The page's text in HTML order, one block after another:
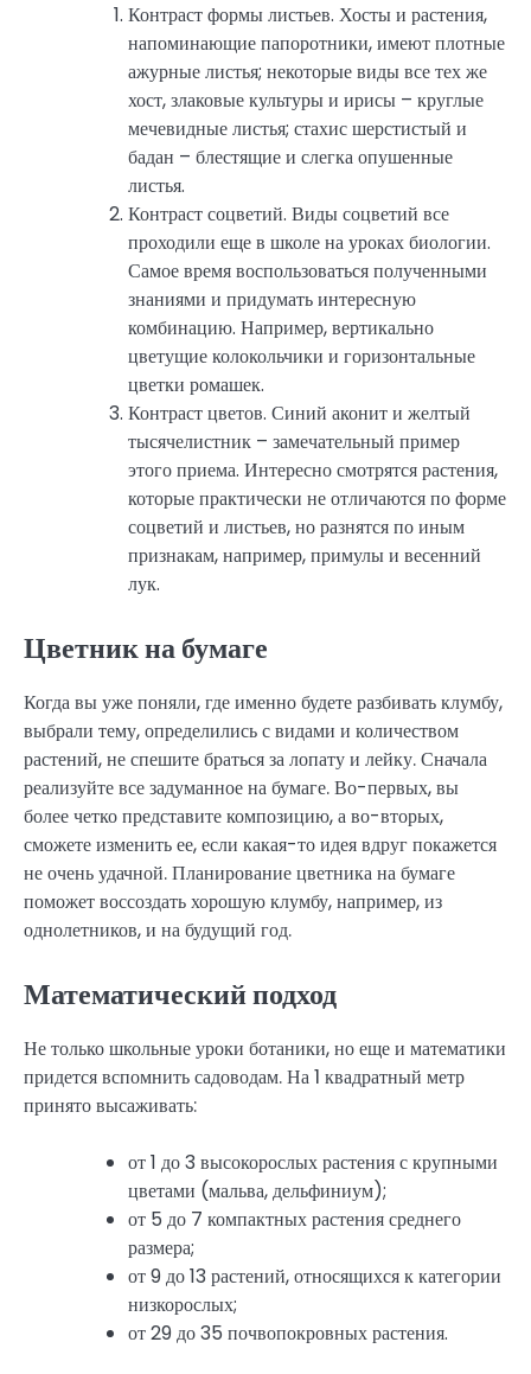
Контраст формы листьев. Хосты и растения,
напоминающие папоротники, имеют плотные
ажурные листья; некоторые виды все тех же
хост, злаковые культуры и ирисы – круглые
мечевидные листья; стахис шерстистый и
бадан – блестящие и слегка опушенные
листья.
Контраст соцветий. Виды соцветий все
проходили еще в школе на уроках биологии.
Самое время воспользоваться полученными
знаниями и придумать интересную
комбинацию. Например, вертикально
цветущие колокольчики и горизонтальные
цветки ромашек.
Контраст цветов. Синий аконит и желтый
тысячелистник – замечательный пример
этого приема. Интересно смотрятся растения,
которые практически не отличаются по форме
соцветий и листьев, но разнятся по иным
признакам, например, примулы и весенний
лук.
Цветник на бумаге
Когда вы уже поняли, где именно будете разбивать клумбу,
выбрали тему, определились с видами и количеством
растений, не спешите браться за лопату и лейку. Сначала
реализуйте все задуманное на бумаге. Во-первых, вы
более четко представите композицию, а во-вторых,
сможете изменить ее, если какая-то идея вдруг покажется
не очень удачной. Планирование цветника на бумаге
поможет воссоздать хорошую клумбу, например, из
однолетников, и на будущий год.
Математический подход
Не только школьные уроки ботаники, но еще и математики
придется вспомнить садоводам. На 1 квадратный метр
принято высаживать:
от 1 до 3 высокорослых растения с крупными
цветами (мальва, дельфиниум);
от 5 до 7 компактных растения среднего
размера;
от 9 до 13 растений, относящихся к категории
низкорослых;
от 29 до 35 почвопокровных растения.